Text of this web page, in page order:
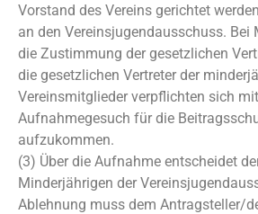
Vorstand des Vereins gerichtet
an den Vereinsjugendausschuss. Bei
die Zustimmung der gesetzlichen
die gesetzlichen Vertreter der
Vereinsmitglieder verpflichten sich
Aufnahmegesuch für die
aufzukommen.
(3) Über die Aufnahme entscheidet
Minderjährigen der
Ablehnung muss dem Antragsteller/